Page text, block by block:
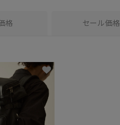
格 セール価格